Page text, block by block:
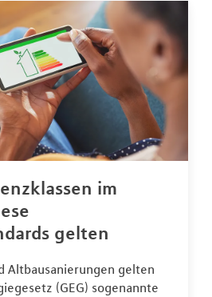
im
gelten
Altbausanierungen gelten
(GEG) sogenannte